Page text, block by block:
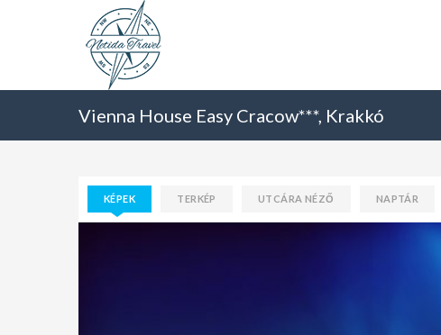
Vienna House Easy Cracow***, Krakkó
KÉPEK TERKÉP UTCÁRA NÉZŐ NAPTÁR